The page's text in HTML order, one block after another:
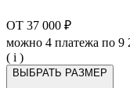
ОТ 37 000 ₽
можно 4 платежа по 9
( i )
ВЫБРАТЬ РАЗМЕР